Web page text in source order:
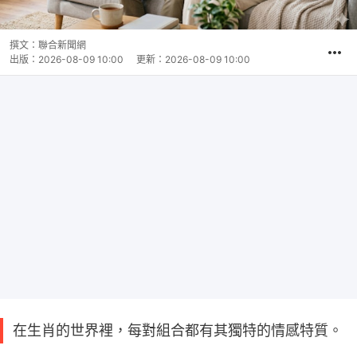
撰文： 聯合新聞網
出版： 2026-08-09 10:00 更新： 2026-08-09 10:00
在生肖的世界裡，每對組合都有其獨特的情感特質。